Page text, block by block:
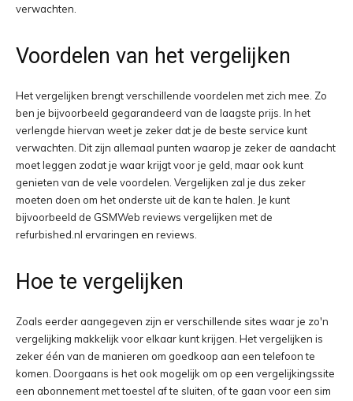
verwachten.
Voordelen van het vergelijken
Het vergelijken brengt verschillende voordelen met zich mee. Zo
ben je bijvoorbeeld gegarandeerd van de laagste prijs. In het
verlengde hiervan weet je zeker dat je de beste service kunt
verwachten. Dit zijn allemaal punten waarop je zeker de aandacht
moet leggen zodat je waar krijgt voor je geld, maar ook kunt
genieten van de vele voordelen. Vergelijken zal je dus zeker
moeten doen om het onderste uit de kan te halen. Je kunt
bijvoorbeeld de GSMWeb reviews vergelijken met de
refurbished.nl ervaringen en reviews.
Hoe te vergelijken
Zoals eerder aangegeven zijn er verschillende sites waar je zo'n
vergelijking makkelijk voor elkaar kunt krijgen. Het vergelijken is
zeker één van de manieren om goedkoop aan een telefoon te
komen. Doorgaans is het ook mogelijk om op een vergelijkingssite
een abonnement met toestel af te sluiten, of te gaan voor een sim